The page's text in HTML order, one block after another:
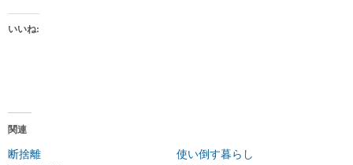
いいね:
関連
断捨離
使い倒す暮らし